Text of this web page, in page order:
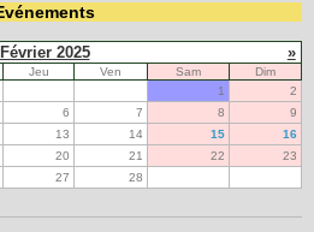
Février 2025 »
Jeu Ven Sam
Dim
1
2
6 7 8
9
13 14 15
16
20 21 22
23
27 28